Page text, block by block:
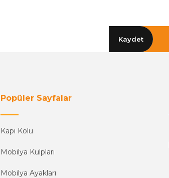
Kaydet
Popüler Sayfalar
Kapı Kolu
Mobilya Kulpları
Mobilya Ayakları